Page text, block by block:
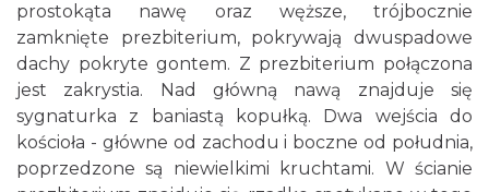
prostokąta nawę oraz węższe, trójbocznie
zamknięte prezbiterium, pokrywają dwuspadowe
dachy pokryte gontem. Z prezbiterium połączona
jest zakrystia. Nad główną nawą znajduje się
sygnaturka z baniastą kopułką. Dwa wejścia do
kościoła - główne od zachodu i boczne od południa,
poprzedzone są niewielkimi kruchtami. W ścianie